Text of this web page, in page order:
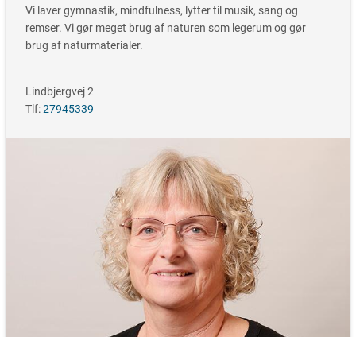
Vi laver gymnastik, mindfulness, lytter til musik, sang og
remser. Vi gør meget brug af naturen som legerum og gør
brug af naturmaterialer.
Lindbjergvej 2
Tlf:27945339